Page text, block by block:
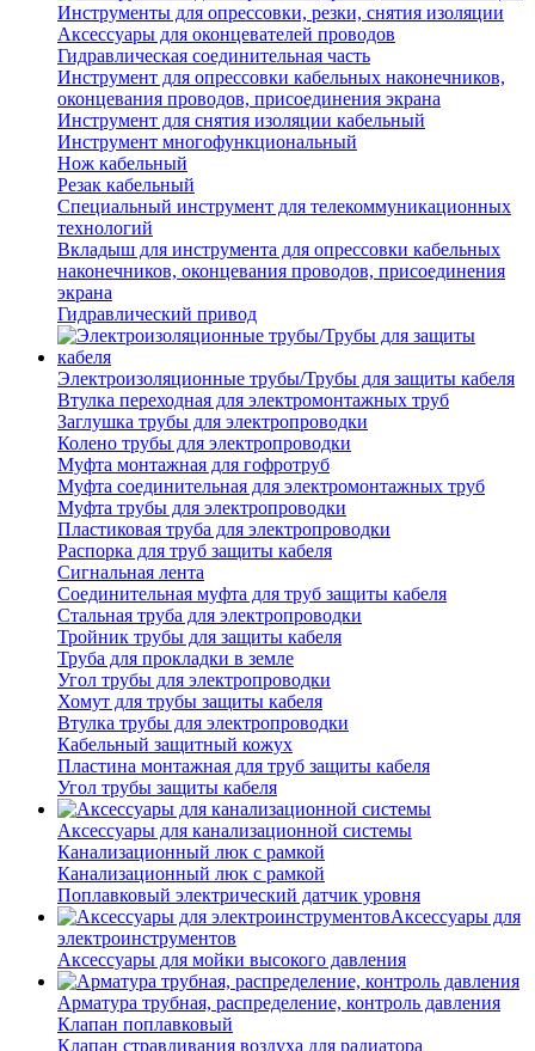
Инструменты для опрессовки, резки, снятия изоляции
Аксессуары для оконцевателей проводов
Гидравлическая соединительная часть
Инструмент для опрессовки кабельных наконечников,
оконцевания проводов, присоединения экрана
Инструмент для снятия изоляции кабельный
Инструмент многофункциональный
Нож кабельный
Резак кабельный
Специальный инструмент для телекоммуникационных
технологий
Вкладыш для инструмента для опрессовки кабельных
наконечников, оконцевания проводов, присоединения
экрана
Гидравлический привод
Электроизоляционные трубы/Трубы для защиты кабеля
Втулка переходная для электромонтажных труб
Заглушка трубы для электропроводки
Колено трубы для электропроводки
Муфта монтажная для гофротруб
Муфта соединительная для электромонтажных труб
Муфта трубы для электропроводки
Пластиковая труба для электропроводки
Распорка для труб защиты кабеля
Сигнальная лента
Соединительная муфта для труб защиты кабеля
Стальная труба для электропроводки
Тройник трубы для защиты кабеля
Труба для прокладки в земле
Угол трубы для электропроводки
Хомут для трубы защиты кабеля
Втулка трубы для электропроводки
Кабельный защитный кожух
Пластина монтажная для труб защиты кабеля
Угол трубы защиты кабеля
Аксессуары для канализационной системы
Канализационный люк с рамкой
Канализационный люк с рамкой
Поплавковый электрический датчик уровня
Аксессуары для
электроинструментов
Аксессуары для мойки высокого давления
Арматура трубная, распределение, контроль давления
Клапан поплавковый
Клапан стравливания воздуха для радиатора